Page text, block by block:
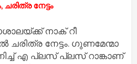
നേട്ടം
നാക് റീ
ചരിത്ര നേട്ടം. ഗുണമേന്മാ
എ പ്ലസ് പ്ലസ് റാങ്കാണ്